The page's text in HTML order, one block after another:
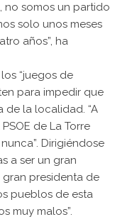
no somos un partido
solo unos meses
años”, ha
“juegos de
para impedir que
de la localidad. “A
de La Torre
Dirigiéndose
a ser un gran
gran presidenta de
pueblos de esta
muy malos”.